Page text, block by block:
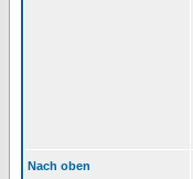
Nach oben